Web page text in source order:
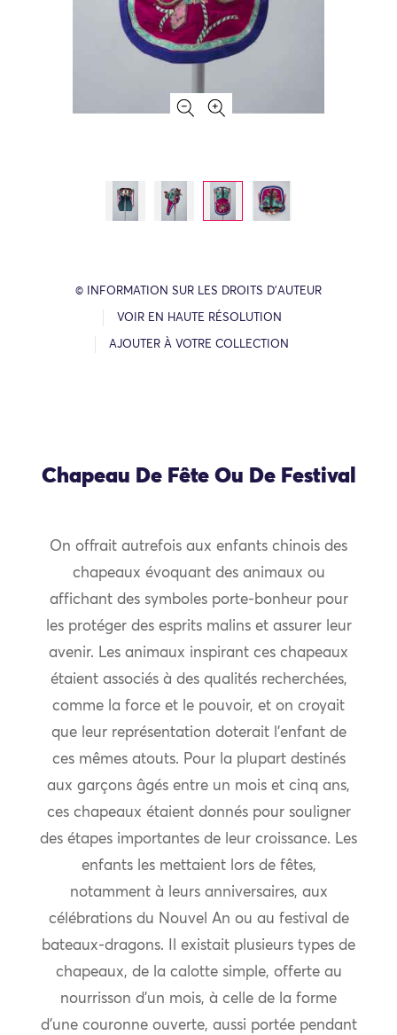
© INFORMATION SUR LES DROITS D’AUTEUR
VOIR EN HAUTE RÉSOLUTION
AJOUTER À VOTRE COLLECTION
Chapeau De Fête Ou De Festival
On offrait autrefois aux enfants chinois des
chapeaux évoquant des animaux ou
affichant des symboles porte-bonheur pour
les protéger des esprits malins et assurer leur
avenir. Les animaux inspirant ces chapeaux
étaient associés à des qualités recherchées,
comme la force et le pouvoir, et on croyait
que leur représentation doterait l’enfant de
ces mêmes atouts. Pour la plupart destinés
aux garçons âgés entre un mois et cinq ans,
ces chapeaux étaient donnés pour souligner
des étapes importantes de leur croissance. Les
enfants les mettaient lors de fêtes,
notamment à leurs anniversaires, aux
célébrations du Nouvel An ou au festival de
bateaux-dragons. Il existait plusieurs types de
chapeaux, de la calotte simple, offerte au
nourrisson d’un mois, à celle de la forme
d’une couronne ouverte, aussi portée pendant